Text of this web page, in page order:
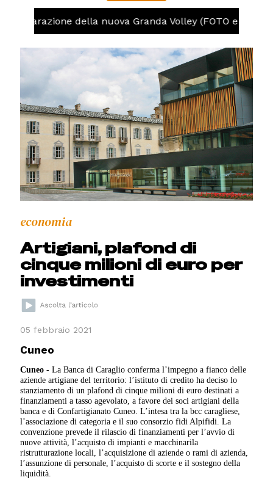
della nuova Granda Volley (FOTO e VIDEO)
economia
Artigiani, plafond di
cinque milioni di euro per
investimenti
05 febbraio 2021
Cuneo
Cuneo - La Banca di Caraglio conferma l’impegno a fianco delle
aziende artigiane del territorio: l’istituto di credito ha deciso lo
stanziamento di un plafond di cinque milioni di euro destinati a
finanziamenti a tasso agevolato, a favore dei soci artigiani della
banca e di Confartigianato Cuneo. L’intesa tra la bcc caragliese,
l’associazione di categoria e il suo consorzio fidi Alpifidi. La
convenzione prevede il rilascio di finanziamenti per l’avvio di
nuove attività, l’acquisto di impianti e macchinarila
ristrutturazione locali, l’acquisizione di aziende o rami di azienda,
l’assunzione di personale, l’acquisto di scorte e il sostegno della
liquidità.